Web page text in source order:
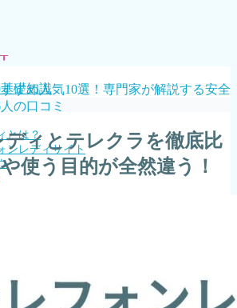
すめ人気10選！専門家が解説する安全
の口コミ
とは？
ンレディサイト
ィとは？
ォンレディサイト
礎知識
ィとテレクラを徹底比
使う目的が全然違う！